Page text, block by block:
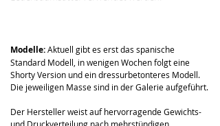
Modelle: Aktuell gibt es erst das spanische
Standard Modell, in wenigen Wochen folgt eine
Shorty Version und ein dressurbetonteres Modell.
Die jeweiligen Masse sind in der Galerie aufgeführt.
Der Hersteller weist auf hervorragende Gewichts-